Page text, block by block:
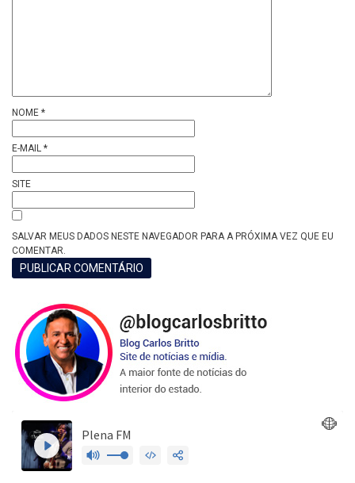
NOME *
E-MAIL *
SITE
SALVAR MEUS DADOS NESTE NAVEGADOR PARA A PRÓXIMA VEZ QUE EU
COMENTAR.